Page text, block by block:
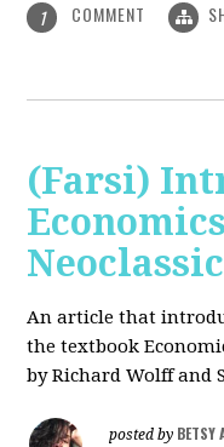
1 COMMENT
(Farsi)
An article that
the textbook
by Richard Wolff and
posted by BETSY